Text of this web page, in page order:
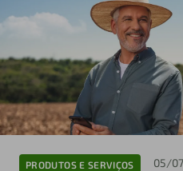
PRODUTOS E SERVIÇOS 05/